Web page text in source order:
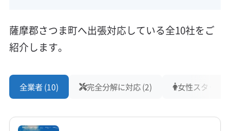
薩摩郡さつま町へ出張対応している全10社をご
紹介します。
全業者 (10) 完全分解に対応 (2) 女性スタッフ